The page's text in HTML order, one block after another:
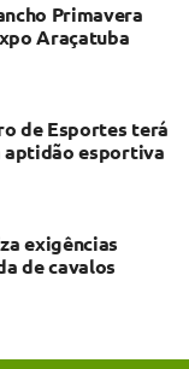
Primavera
Araçatuba
de Esportes terá
aptidão esportiva
exigências
de cavalos